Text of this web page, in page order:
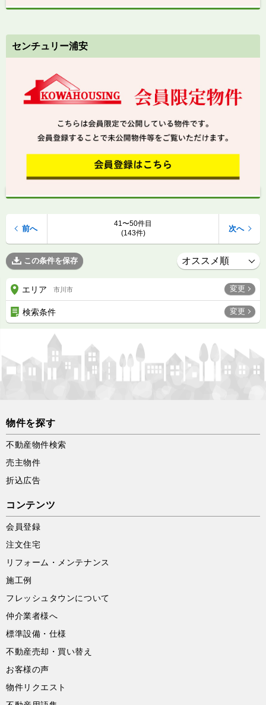
センチュリー浦安
41〜50件目
(143件)
前へ 次へ
この条件を保存
エリア 市川市 変更
検索条件 変更
物件を探す
不動産物件検索
売主物件
折込広告
コンテンツ
会員登録
注文住宅
リフォーム・メンテナンス
施工例
フレッシュタウンについて
仲介業者様へ
標準設備・仕様
不動産売却・買い替え
お客様の声
物件リクエスト